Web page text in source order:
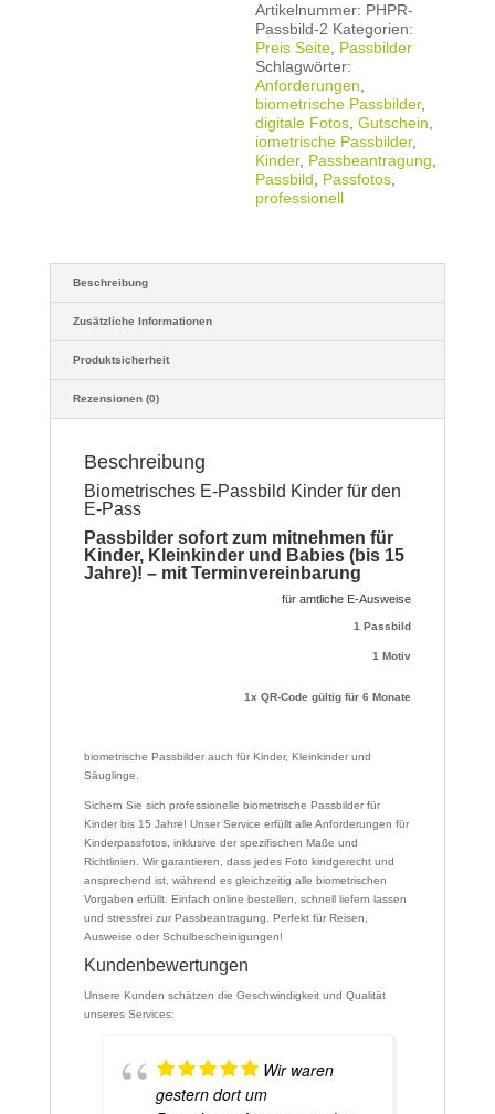
Artikelnummer: PHPR-
Passbild-2 Kategorien:
Preis Seite Passbilder
Schlagwörter:
Anforderungen
biometrische Passbilder,
digitale Fotos ,Gutschein
iometrische Passbilder,
Kinder, Passbeantragung
Passbild
Passfotos
professionell
Beschreibung
Zusätzliche Informationen
Produktsicherheit
Rezensionen (0)
Beschreibung
Biometrisches E-Passbild Kinder für den
E-Pass
Passbilder sofort zum mitnehmen für
Kinder, Kleinkinder und Babies (bis 15
Jahre)! – mit Terminvereinbarung
für amtliche E-Ausweise
1 Passbild
1 Motiv
1x QR-Code gültig für 6 Monate
biometrische Passbilder auch für Kinder, Kleinkinder und
Säuglinge.
Sichern Sie sich professionelle biometrische Passbilder für
Kinder bis 15 Jahre! Unser Service erfüllt alle Anforderungen für
Kinderpassfotos, inklusive der spezifischen Maße und
Richtlinien. Wir garantieren, dass jedes Foto kindgerecht und
ansprechend ist, während es gleichzeitig alle biometrischen
Vorgaben erfüllt. Einfach online bestellen, schnell liefern lassen
und stressfrei zur Passbeantragung. Perfekt für Reisen,
Ausweise oder Schulbescheinigungen!
Kundenbewertungen
Unsere Kunden schätzen die Geschwindigkeit und Qualität
unseres Services:
Wir waren
gestern dort um